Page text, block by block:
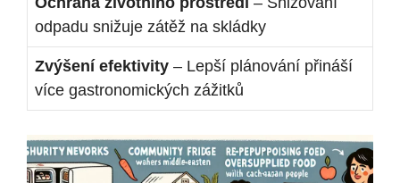
odpadu‌ snižuje ‌zátěž na⁢ skládky
Zvýšení efektivity – Lepší plánování ​přináší
více gastronomických zážitků